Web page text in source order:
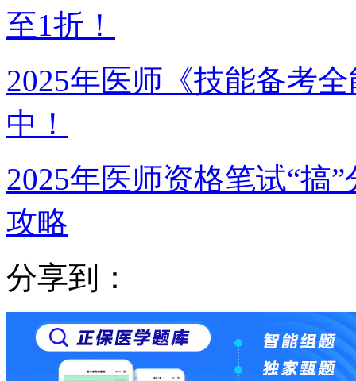
至1折！
2025年医师《技能备考
中！
2025年医师资格笔试“搞
攻略
分享到：